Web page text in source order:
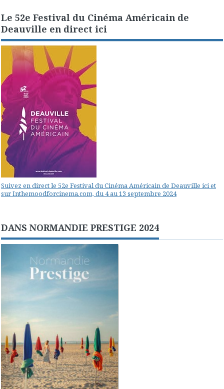
Le 52e Festival du Cinéma Américain de
Deauville en direct ici
Suivez en direct le 52e Festival du Cinéma Américain de Deauville ici et
sur Inthemoodforcinema.com, du 4 au 13 septembre 2024
DANS NORMANDIE PRESTIGE 2024